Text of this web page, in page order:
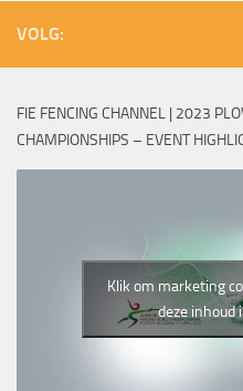
VOLG:
FIE FENCING CHANNEL | 2023
CHAMPIONSHIPS – EVENT
Klik om marketing
deze inhoud